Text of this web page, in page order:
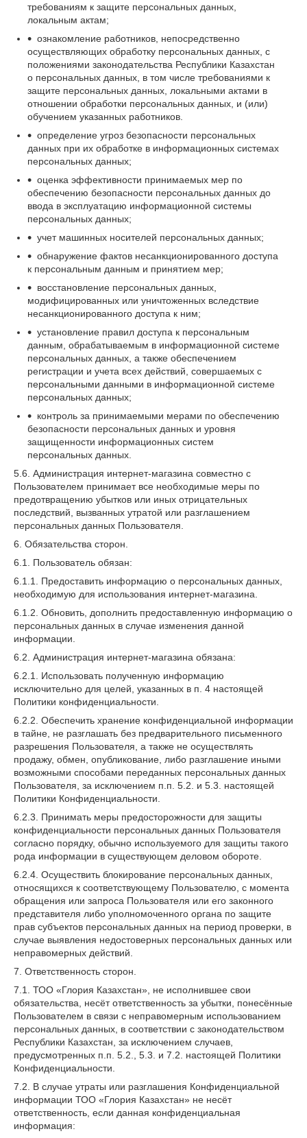
требованиям к защите персональных данных,
локальным актам;
ознакомление работников, непосредственно
осуществляющих обработку персональных данных, с
положениями законодательства Республики Казахстан
о персональных данных, в том числе требованиями к
защите персональных данных, локальными актами в
отношении обработки персональных данных, и (или)
обучением указанных работников.
определение угроз безопасности персональных
данных при их обработке в информационных системах
персональных данных;
оценка эффективности принимаемых мер по
обеспечению безопасности персональных данных до
ввода в эксплуатацию информационной системы
персональных данных;
учет машинных носителей персональных данных;
обнаружение фактов несанкционированного доступа
к персональным данным и принятием мер;
восстановление персональных данных,
модифицированных или уничтоженных вследствие
несанкционированного доступа к ним;
установление правил доступа к персональным
данным, обрабатываемым в информационной системе
персональных данных, а также обеспечением
регистрации и учета всех действий, совершаемых с
персональными данными в информационной системе
персональных данных;
контроль за принимаемыми мерами по обеспечению
безопасности персональных данных и уровня
защищенности информационных систем
персональных данных.
5.6. Администрация интернет-магазина совместно с
Пользователем принимает все необходимые меры по
предотвращению убытков или иных отрицательных
последствий, вызванных утратой или разглашением
персональных данных Пользователя.
6. Обязательства сторон.
6.1. Пользователь обязан:
6.1.1. Предоставить информацию о персональных данных,
необходимую для использования интернет-магазина.
6.1.2. Обновить, дополнить предоставленную информацию о
персональных данных в случае изменения данной
информации.
6.2. Администрация интернет-магазина обязана:
6.2.1. Использовать полученную информацию
исключительно для целей, указанных в п. 4 настоящей
Политики конфиденциальности.
6.2.2. Обеспечить хранение конфиденциальной информации
в тайне, не разглашать без предварительного письменного
разрешения Пользователя, а также не осуществлять
продажу, обмен, опубликование, либо разглашение иными
возможными способами переданных персональных данных
Пользователя, за исключением п.п. 5.2. и 5.3. настоящей
Политики Конфиденциальности.
6.2.3. Принимать меры предосторожности для защиты
конфиденциальности персональных данных Пользователя
согласно порядку, обычно используемого для защиты такого
рода информации в существующем деловом обороте.
6.2.4. Осуществить блокирование персональных данных,
относящихся к соответствующему Пользователю, с момента
обращения или запроса Пользователя или его законного
представителя либо уполномоченного органа по защите
прав субъектов персональных данных на период проверки, в
случае выявления недостоверных персональных данных или
неправомерных действий.
7. Ответственность сторон.
7.1. ТОО «Глория Казахстан», не исполнившее свои
обязательства, несёт ответственность за убытки, понесённые
Пользователем в связи с неправомерным использованием
персональных данных, в соответствии с законодательством
Республики Казахстан, за исключением случаев,
предусмотренных п.п. 5.2., 5.3. и 7.2. настоящей Политики
Конфиденциальности.
7.2. В случае утраты или разглашения Конфиденциальной
информации ТОО «Глория Казахстан» не несёт
ответственность, если данная конфиденциальная
информация: